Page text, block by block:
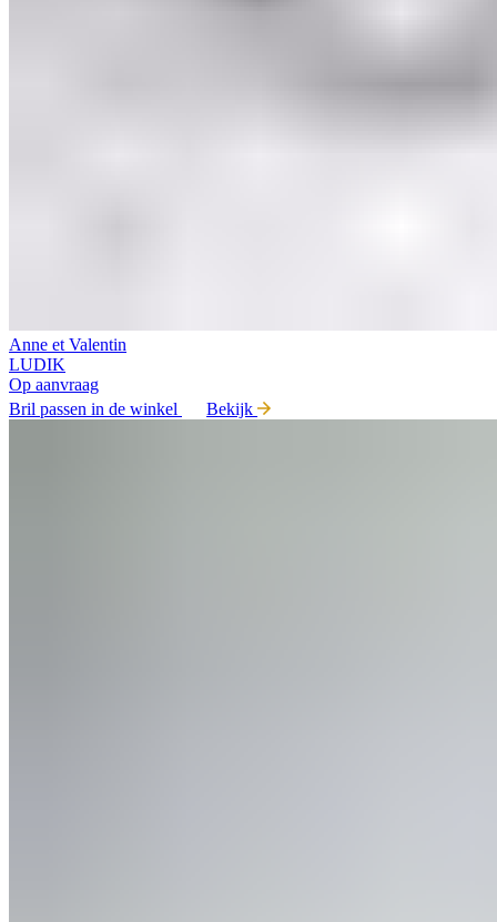
Anne et Valentin
LUDIK
Op aanvraag
Bril passen in de winkel
Bekijk